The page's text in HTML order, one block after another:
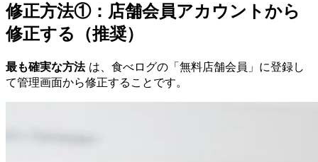
修正方法①：店舗会員アカウントから
修正する（推奨）
最も確実な方法は、食べログの「無料店舗会員」に登録し
て管理画面から修正することです。